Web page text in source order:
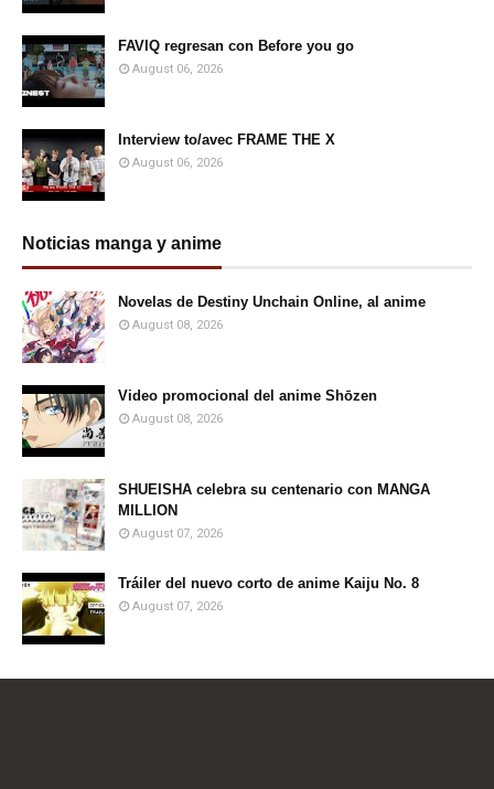
FAVIQ regresan con Before you go
August 06, 2026
Interview to/avec FRAME THE X
August 06, 2026
Noticias manga y anime
Novelas de Destiny Unchain Online, al anime
August 08, 2026
Video promocional del anime Shōzen
August 08, 2026
SHUEISHA celebra su centenario con MANGA
MILLION
August 07, 2026
Tráiler del nuevo corto de anime Kaiju No. 8
August 07, 2026